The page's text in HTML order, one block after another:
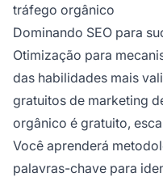
tráfego orgânico
Dominando SEO para
Otimização para
das habilidades mais
gratuitos de marketing
orgânico é gratuito,
Você aprenderá
palavras-chave para